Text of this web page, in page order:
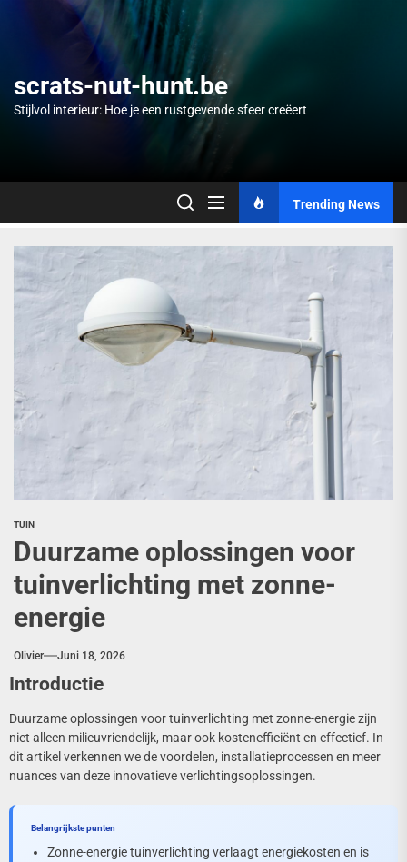
scrats-nut-hunt.be
Stijlvol interieur: Hoe je een rustgevende sfeer creëert
Trending News
TUIN
Duurzame oplossingen voor
tuinverlichting met zonne-
energie
Olivier Juni 18, 2026
Introductie
Duurzame oplossingen voor tuinverlichting met zonne-energie zijn
niet alleen milieuvriendelijk, maar ook kostenefficiënt en effectief. In
dit artikel verkennen we de voordelen, installatieprocessen en meer
nuances van deze innovatieve verlichtingsoplossingen.
Belangrijkste punten
Zonne-energie tuinverlichting verlaagt energiekosten en is